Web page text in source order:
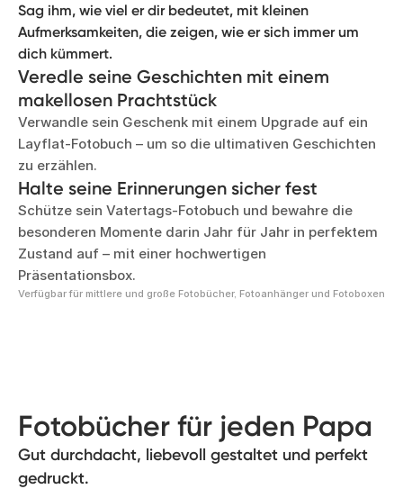
Sag ihm, wie viel er dir bedeutet, mit kleinen
Aufmerksamkeiten, die zeigen, wie er sich immer um
dich kümmert.
Veredle seine Geschichten mit einem
makellosen Prachtstück
Verwandle sein Geschenk mit einem Upgrade auf ein
Layflat-Fotobuch – um so die ultimativen Geschichten
zu erzählen.
Halte seine Erinnerungen sicher fest
Schütze sein Vatertags-Fotobuch und bewahre die
besonderen Momente darin Jahr für Jahr in perfektem
Zustand auf – mit einer hochwertigen
Präsentationsbox.
Verfügbar für mittlere und große Fotobücher, Fotoanhänger und Fotoboxen
Fotobücher für jeden Papa
Gut durchdacht, liebevoll gestaltet und perfekt
gedruckt.